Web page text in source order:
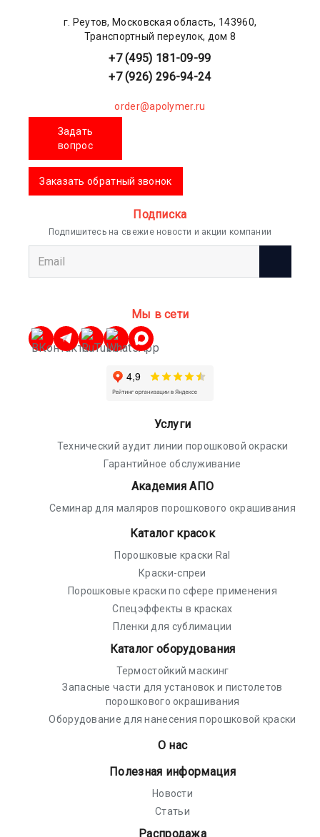
г. Реутов, Московская область, 143960,
Транспортный переулок, дом 8
+7 (495) 181-09-99
+7 (926) 296-94-24
order@apolymer.ru
Задать
вопрос
Заказать обратный звонок
Подписка
Подпишитесь на свежие новости и акции компании
Мы в сети
Услуги
Технический аудит линии порошковой окраски
Гарантийное обслуживание
Академия АПО
Семинар для маляров порошкового окрашивания
Каталог красок
Порошковые краски Ral
Краски-спреи
Порошковые краски по сфере применения
Спецэффекты в красках
Пленки для сублимации
Каталог оборудования
Термостойкий маскинг
Запасные части для установок и пистолетов
порошкового окрашивания
Оборудование для нанесения порошковой краски
О нас
Полезная информация
Новости
Статьи
Распродажа